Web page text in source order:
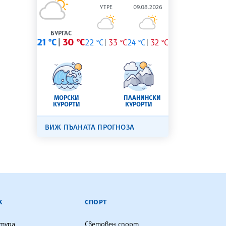
БУРГАС
21 °C 30 °C
УТРЕ
22 °C 33 °C
09.08.2026
24 °C 32 °C
МОРСКИ
КУРОРТИ
ПЛАНИНСКИ
КУРОРТИ
ВИЖ ПЪЛНАТА ПРОГНОЗА
СПОРТ
Световен спорт